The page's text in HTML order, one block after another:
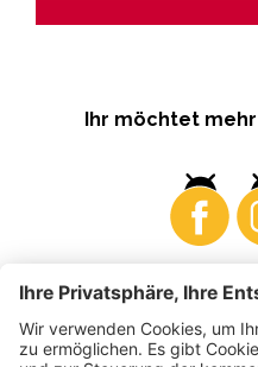
Ihr möchtet
Business